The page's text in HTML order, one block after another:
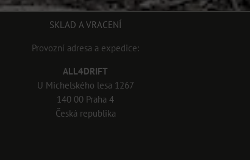
SKLAD A VRACENÍ
Provozní adresa a expedice:
ALL4DRIFT
U Michelského lesa 1267
140 00 Praha 4
Česká republika